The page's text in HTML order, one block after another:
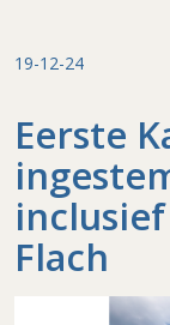
19-12-24
Eerste
Flach